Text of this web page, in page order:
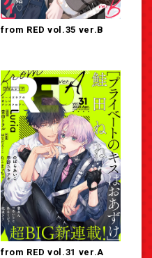
from RED vol.35 ver.B
from RED vol.31 ver.A